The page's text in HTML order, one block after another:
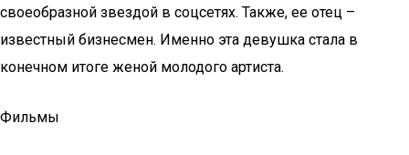
своеобразной звездой в соцсетях. Также, ее отец –
известный бизнесмен. Именно эта девушка стала в
конечном итоге женой молодого артиста.
Фильмы